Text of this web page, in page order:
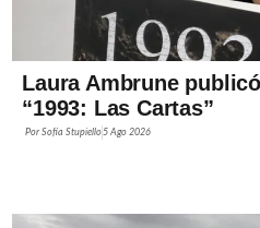
Laura Ambrune
“1993: Las Cartas”
PorSofía Stupiello5 Ago 2026